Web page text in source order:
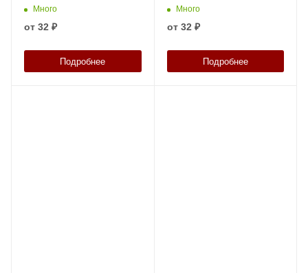
Много
от 32 ₽
Подробнее
Много
от 32 ₽
Подробнее